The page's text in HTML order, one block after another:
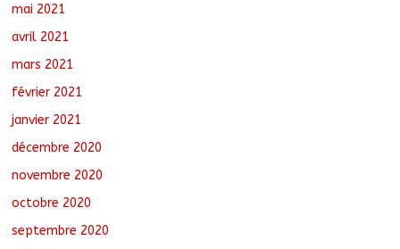
mai 2021
avril 2021
mars 2021
février 2021
janvier 2021
décembre 2020
novembre 2020
octobre 2020
septembre 2020